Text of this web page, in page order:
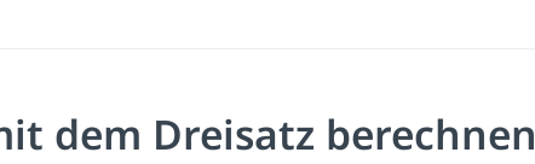
dem Dreisatz berechnen